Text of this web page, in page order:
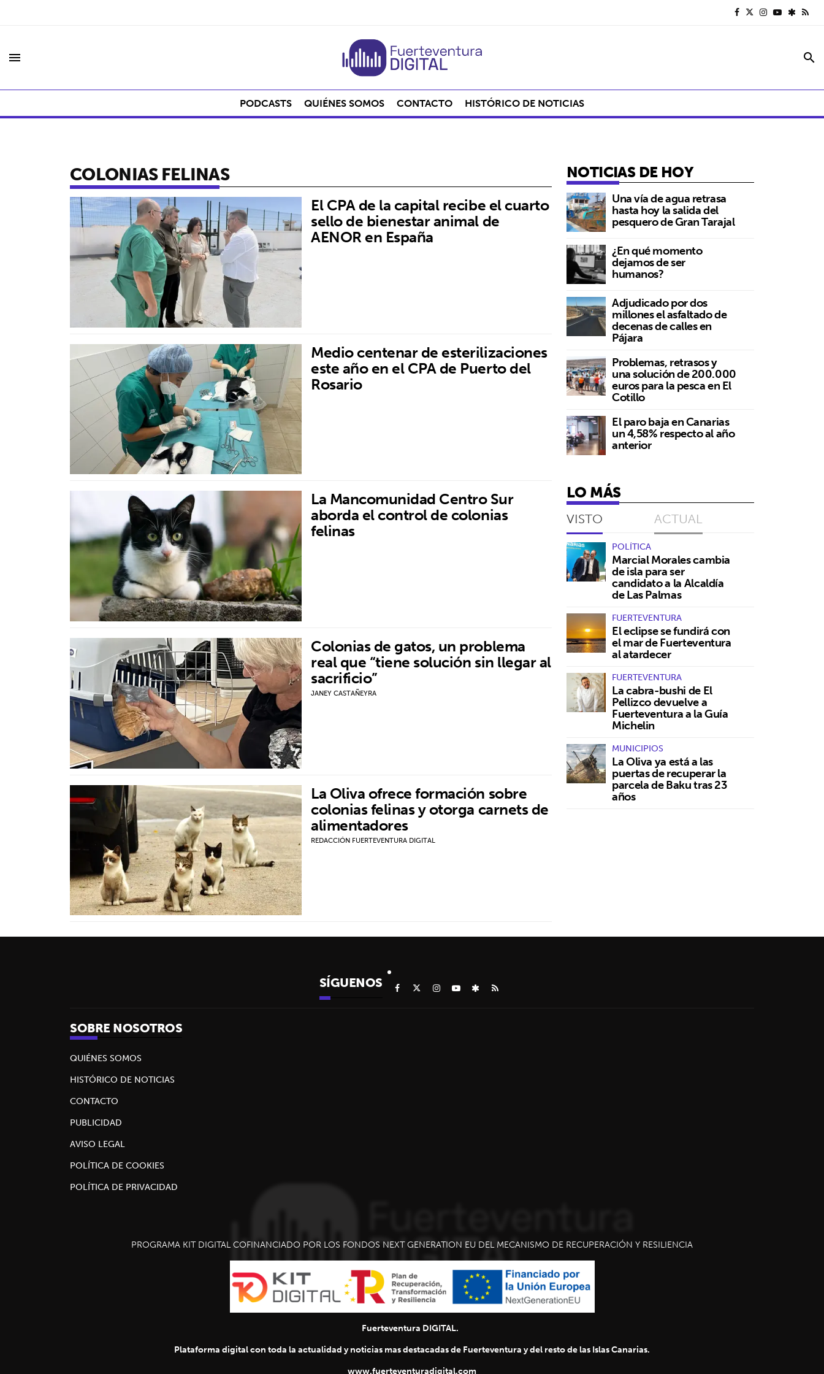
menu search
PODCASTS QUIÉNES SOMOS CONTACTO HISTÓRICO DE NOTICIAS
COLONIAS FELINAS
El CPA de la capital recibe el cuarto
sello de bienestar animal de
AENOR en España
Medio centenar de esterilizaciones
este año en el CPA de Puerto del
Rosario
La Mancomunidad Centro Sur
aborda el control de colonias
felinas
Colonias de gatos, un problema
real que “tiene solución sin llegar al
sacrificio”
JANEY CASTAÑEYRA
La Oliva ofrece formación sobre
colonias felinas y otorga carnets de
alimentadores
REDACCIÓN FUERTEVENTURA DIGITAL
NOTICIAS DE HOY
Una vía de agua retrasa
hasta hoy la salida del
pesquero de Gran Tarajal
¿En qué momento
dejamos de ser
humanos?
Adjudicado por dos
millones el asfaltado de
decenas de calles en
Pájara
Problemas, retrasos y
una solución de 200.000
euros para la pesca en El
Cotillo
El paro baja en Canarias
un 4,58% respecto al año
anterior
LO MÁS
VISTO ACTUAL
POLÍTICA
Marcial Morales cambia
de isla para ser
candidato a la Alcaldía
de Las Palmas
FUERTEVENTURA
El eclipse se fundirá con
el mar de Fuerteventura
al atardecer
FUERTEVENTURA
La cabra-bushi de El
Pellizco devuelve a
Fuerteventura a la Guía
Michelin
MUNICIPIOS
La Oliva ya está a las
puertas de recuperar la
parcela de Baku tras 23
años
SÍGUENOS
SOBRE NOSOTROS
QUIÉNES SOMOS
HISTÓRICO DE NOTICIAS
CONTACTO
PUBLICIDAD
AVISO LEGAL
POLÍTICA DE COOKIES
POLÍTICA DE PRIVACIDAD
PROGRAMA KIT DIGITAL COFINANCIADO POR LOS FONDOS NEXT GENERATION EU DEL MECANISMO DE RECUPERACIÓN Y RESILIENCIA
Fuerteventura DIGITAL.
Plataforma digital con toda la actualidad y noticias mas destacadas de Fuerteventura y del resto de las Islas Canarias.